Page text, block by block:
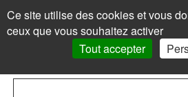
PANIER /
Panneau de gestion des cookies
Ce site utilise des cookies et vous
ceux que vous souhaitez activer
Tout accepter